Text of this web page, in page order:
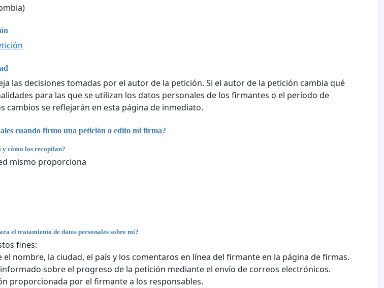
las decisiones tomadas por el autor de la petición. Si el autor de la petición cambia qué
para las que se utilizan los datos personales de los firmantes o el período de
cambios se reflejarán en esta página de inmediato.
cuando firmo una petición o edito mi firma?
y cómo los recopilan?
mismo proporciona
el tratamiento de datos personales sobre mí?
fines:
nombre, la ciudad, el país y los comentaros en línea del firmante en la página de firmas.
sobre el progreso de la petición mediante el envío de correos electrónicos.
proporcionada por el firmante a los responsables.